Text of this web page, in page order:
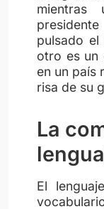
pulsado
otro es un
en un país
risa de su
La
El